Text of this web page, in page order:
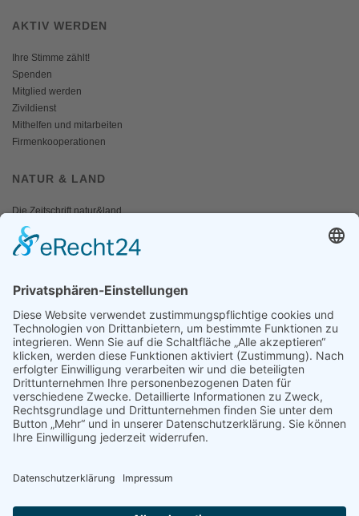
AKTIV WERDEN
Ihre Stimme zählt!
Spenden
Mitglied werden
Zivildienst
Mithelfen und mitarbeiten
Firmenkooperationen
NATUR & LAND
Die Zeitschrift natur&land
Archiv
Mediadaten
Fotos und Logos
Presseaussendungen
Presse
Presseinformationen abonnieren
ÜBER UNS
Naturschutzbund
Naturschutzjugend